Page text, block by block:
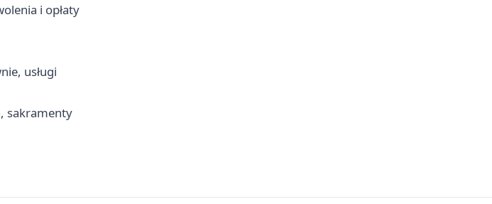
i opłaty
usługi
sakramenty